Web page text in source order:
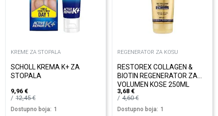
KREME ZA STOPALA
SCHOLL KREMA K+ ZA
STOPALA
9,96 €
12,45€
Dostupno boja: 1
REGENERATOR ZA KOSU
RESTOREX COLLAGEN &
BIOTIN REGENERATOR ZA
VOLUMEN KOSE 250ML
3,68 €
4,60€
Dostupno boja: 1